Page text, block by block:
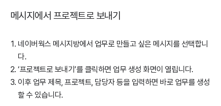
메시지에서 프로젝트로 보내기
네이버웍스 메시지방에서 업무로 만들고 싶은 메시지를 선택합니
다.
‘프로젝트로 보내기’를 클릭하면 업무 생성 화면이 열립니다.
이후 업무 제목, 프로젝트, 담당자 등을 입력하면 바로 업무를 생성
할 수 있습니다.